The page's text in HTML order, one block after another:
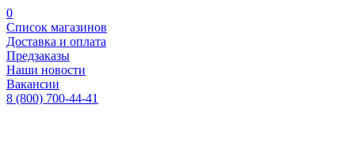
0
Список магазинов
Доставка и оплата
Предзаказы
Наши новости
Вакансии
8 (800) 700-44-41